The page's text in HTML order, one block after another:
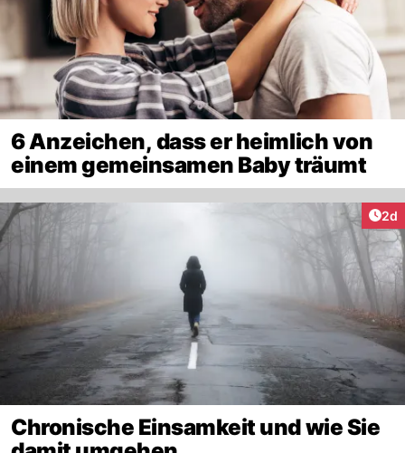
6 Anzeichen, dass er heimlich von
einem gemeinsamen Baby träumt
2d
Chronische Einsamkeit und wie Sie